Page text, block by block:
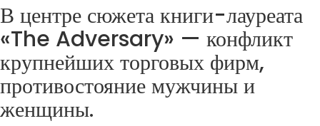
В центре сюжета книги-лауреата
«The Adversary» — конфликт
крупнейших торговых фирм,
противостояние мужчины и
женщины.